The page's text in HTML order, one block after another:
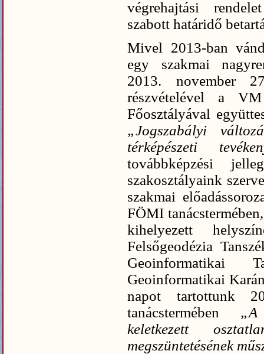
végrehajtási
szabott határidő
Mivel 2013-ban
egy szakmai
2013. november
részvételével a
Főosztályával
„Jogszabályi
térképészeti
továbbképzési
szakosztályaink
szakmai
FÖMI
kihelyezett
Felsőgeodézia
Geoinformatikai
napot tartottunk
tanácstermében
keletkezett
megszüntetésének